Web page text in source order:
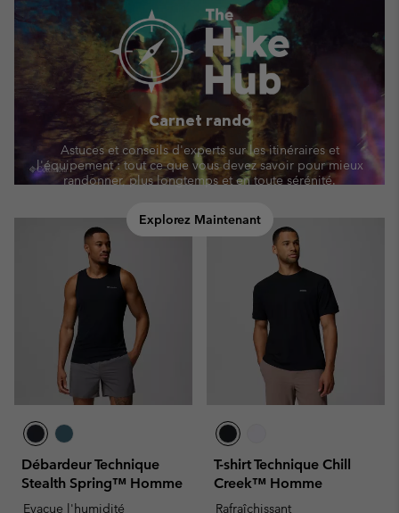
Carnet rando
Astuces et conseils d'experts sur les itinéraires et
l'équipement : tout ce que vous devez savoir pour mieux
randonner, plus longtemps et en toute sérénité.
Explorez Maintenant
Débardeur Technique
Stealth Spring™ Homme
Evacue l'humidité
T-shirt Technique Chill
Creek™ Homme
Rafraîchissant